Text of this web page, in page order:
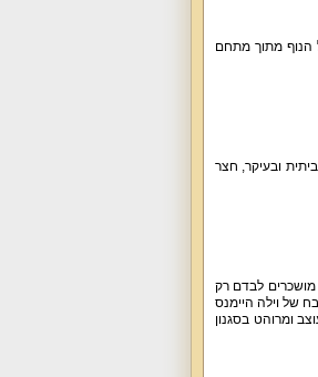
הנוף מתוך מתחם
קולנוע ביתית ובעיקר, חצר
מושכרים לבדם רק
של וילה היימנס
אוכל גדולה ל-20 איש. הסלון של הוילה מעוצב ומרוהט בסגנון